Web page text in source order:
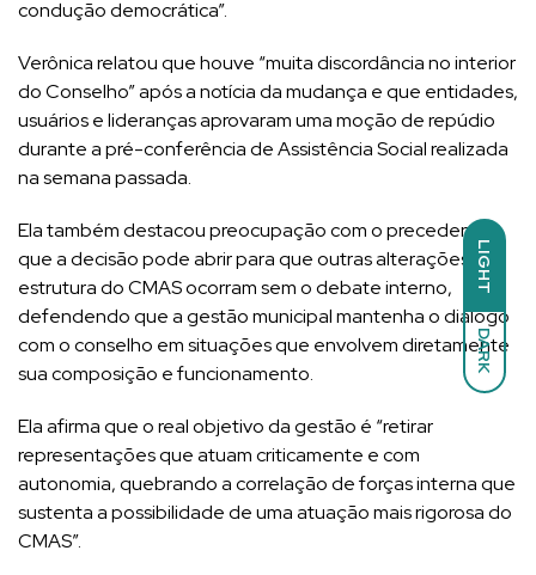
LIGHT
DARK
condução democrática”.
Verônica relatou que houve “muita discordância no interior
do Conselho” após a notícia da mudança e que entidades,
usuários e lideranças aprovaram uma moção de repúdio
durante a pré-conferência de Assistência Social realizada
na semana passada.
Ela também destacou preocupação com o precedente
que a decisão pode abrir para que outras alterações na
estrutura do CMAS ocorram sem o debate interno,
defendendo que a gestão municipal mantenha o diálogo
com o conselho em situações que envolvem diretamente
sua composição e funcionamento.
Ela afirma que o real objetivo da gestão é “retirar
representações que atuam criticamente e com
autonomia, quebrando a correlação de forças interna que
sustenta a possibilidade de uma atuação mais rigorosa do
CMAS”.